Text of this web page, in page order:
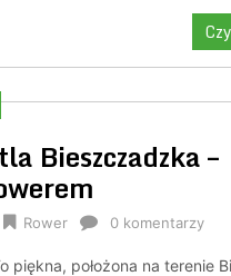
Bieszczadzka –
Rower 0 komentarzy
piękna, położona na terenie